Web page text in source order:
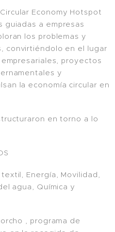
Economy Hotspot
guiadas a empresas
los problemas y
convirtiéndolo en el lugar
proyectos
y
la economía circular en
en torno a lo
Energía, Movilidad,
agua, Química y
, programa de